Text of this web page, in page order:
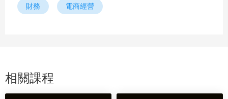
財務 電商經營
相關課程